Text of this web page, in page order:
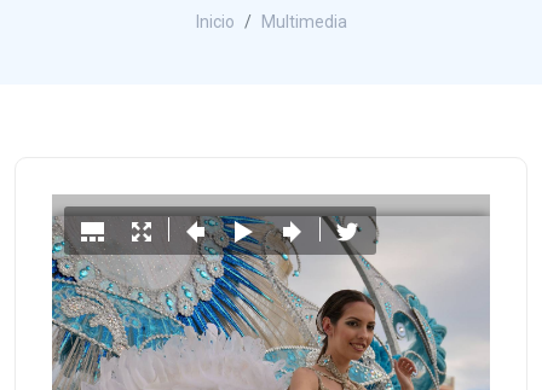
Inicio Multimedia